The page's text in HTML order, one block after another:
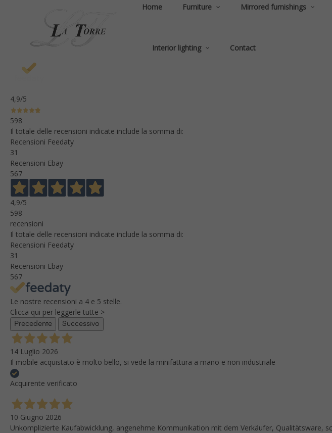
Home Furniture Mirrored furnishings
Interior lighting Contact
4,9/5
598
Il totale delle recensioni indicate include la somma di:
Recensioni Feedaty
31
Recensioni Ebay
567
4,9/5
598
recensioni
Il totale delle recensioni indicate include la somma di:
Recensioni Feedaty
31
Recensioni Ebay
567
Le nostre recensioni a 4 e 5 stelle.
Clicca qui per leggerle tutte >
Precedente Successivo
14 Luglio 2026
Il mobile acquistato è molto bello, si vede la minifattura a mano e non industriale
Acquirente verificato
10 Giugno 2026
Unkomplizierte Kaufabwicklung, angenehme Kommunikation mit dem Verkäufer, Qualitätsware,